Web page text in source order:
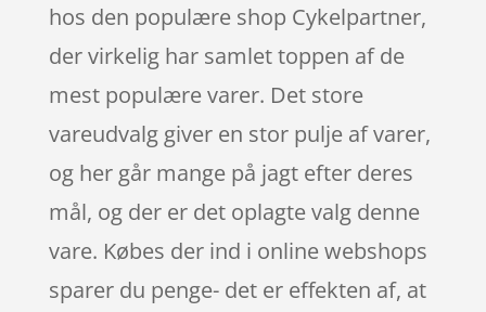
hos den populære shop Cykelpartner,
der virkelig har samlet toppen af de
mest populære varer. Det store
vareudvalg giver en stor pulje af varer,
og her går mange på jagt efter deres
mål, og der er det oplagte valg denne
vare. Købes der ind i online webshops
sparer du penge- det er effekten af, at